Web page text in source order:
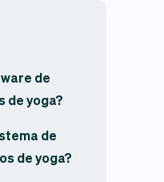
de
de yoga?
de
de yoga?